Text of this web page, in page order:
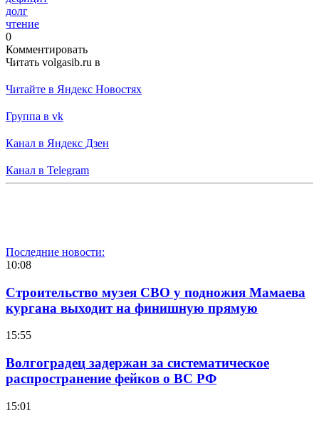
долг
чтение
0
Комментировать
Читать volgasib.ru в
Читайте в Яндекс Новостях
Группа в vk
Канал в Яндекс Дзен
Канал в Telegram
Последние новости:
10:08
Строительство музея СВО у подножия Мамаева
кургана выходит на финишную прямую
15:55
Волгоградец задержан за систематическое
распространение фейков о ВС РФ
15:01